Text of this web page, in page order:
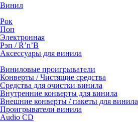
Винил
Рок
Поп
Электронная
Рэп / R’n’B
Аксессуары для винила
Виниловые проигрыватели
Конверты / Чистящие средства
Средства для очистки винила
Внутренние конверты для винила
Внешние конверты / пакеты для винила
Проигрыватели винила
Audio CD